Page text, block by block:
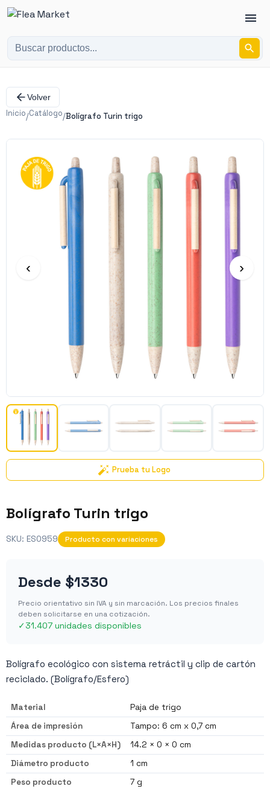
Volver
Inicio/Catálogo/Bolígrafo Turin trigo
‹ ›
Prueba tu Logo
Bolígrafo Turin trigo
SKU: ES0959 Producto con variaciones
Desde $1330
Precio orientativo sin IVA y sin marcación. Los precios finales
deben solicitarse en una cotización.
✓31.407 unidades disponibles
Bolígrafo ecológico con sistema retráctil y clip de cartón
reciclado. (Bolígrafo/Esfero)
Material
Paja de trigo
Área de impresión
Tampo: 6 cm x 0,7 cm
Medidas producto (L×A×H)
14.2 × 0 × 0 cm
Diámetro producto
1 cm
Peso producto
7 g